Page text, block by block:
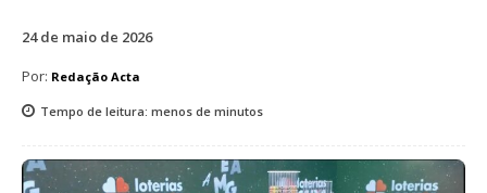
24 de maio de 2026
Por: Redação Acta
Tempo de leitura: menos de minutos